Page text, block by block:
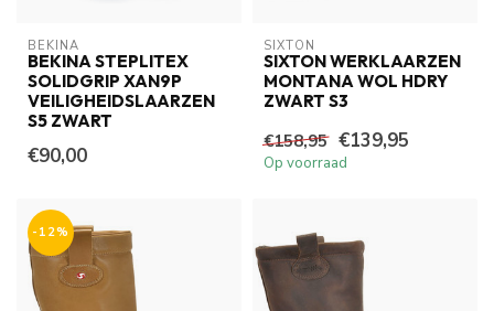
BEKINA
BEKINA STEPLITEX
SOLIDGRIP XAN9P
VEILIGHEIDSLAARZEN
S5 ZWART
€90,00
SIXTON
SIXTON WERKLAARZEN
MONTANA WOL HDRY
ZWART S3
€158,95 €139,95
Op voorraad
-12%